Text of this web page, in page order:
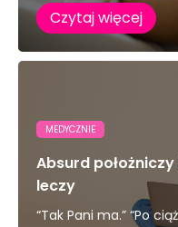
Czytaj więcej
MEDYCZNIE
Absurd
leczy
“Tak Pani ma.” “Po